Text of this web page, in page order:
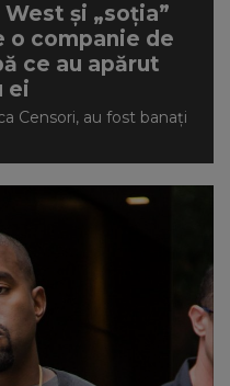
West și „soția”
o companie de
ce au apărut
ei
Censori, au fost banați